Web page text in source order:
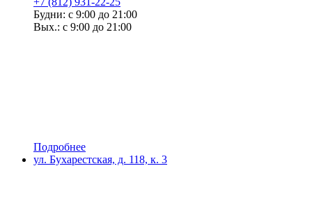
Будни: с 9:00 до 21:00
Вых.: с 9:00 до 21:00
Подробнее
ул. Бухарестская, д. 118, к. 3